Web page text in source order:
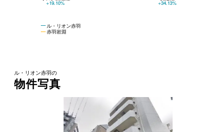
ル・リオン赤羽
赤羽岩淵
+19.10% +34.13%
ル・リオン赤羽の
物件写真